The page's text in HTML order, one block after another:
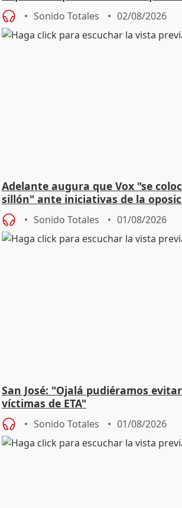
Sonido Totales 02/08/2026
Adelante augura que Vox "se
sillón" ante iniciativas de la
Sonido Totales 01/08/2026
San José: "Ojalá pudiéramos
víctimas de ETA"
Sonido Totales 01/08/2026